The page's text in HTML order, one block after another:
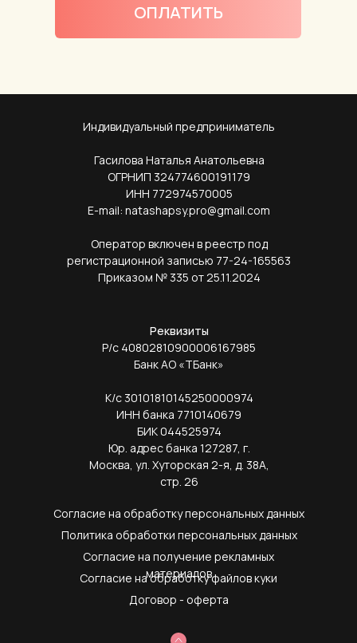
ОПЛАТИТЬ
Согласие на обработку персональных данных
Политика обработки персональных данных
Согласие на получение рекламных
материалов
Договор - оферта
Индивидуальный предприниматель
Гасилова Наталья Анатольевна
ОГРНИП 324774600191179
ИНН 772974570005
E-mail: natashapsy.pro@gmail.com
Оператор включен в реестр под
регистрационной записью 77-24-165563
Приказом № 335 от 25.11.2024
Реквизиты
Р/с 40802810900006167985
Банк АО «ТБанк»
К/с 30101810145250000974
ИНН банка 7710140679
БИК 044525974
Юр. адрес банка 127287, г.
Москва, ул. Хуторская 2-я, д. 38А,
стр. 26
Согласие на обработку файлов куки